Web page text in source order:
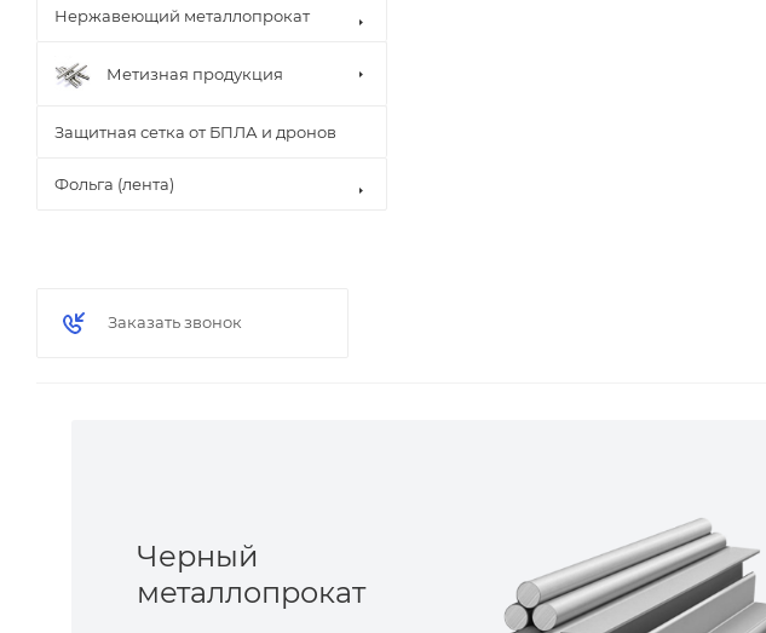
Нержавеющий металлопрокат
Метизная продукция
Защитная сетка от БПЛА и дронов
Фольга (лента)
Заказать звонок
Черный
металлопрокат